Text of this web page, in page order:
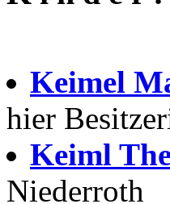
Keimel
hier
Keiml
Niederroth